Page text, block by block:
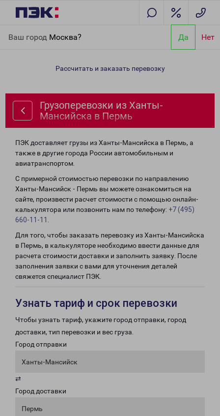
Ваш город Москва? Да Нет
Пермь
Рассчитать и заказать перевозку
Грузоперевозки из Ханты-
Мансийска в Пермь
ПЭК доставляет грузы из Ханты-Мансийска в Пермь, а
также в другие города России автомобильным и
авиатранспортом.
С примерной стоимостью перевозки по направлению
Ханты-Мансийск - Пермь вы можете ознакомиться на
сайте, произвести расчет стоимости с помощью онлайн-
калькулятора или позвонить нам по телефону: +7 (495)
660-11-11
Для того, чтобы заказать перевозку из Ханты-Мансийска
в Пермь, в калькуляторе необходимо ввести данные для
расчета стоимости доставки и заполнить заявку. После
заполнения заявки с вами для уточнения деталей
свяжется специалист ПЭК.
Узнать тариф и срок перевозки
Чтобы узнать тариф, укажите город отправки, город
доставки, тип перевозки и вес груза.
Город отправки
Ханты-Мансийск
⇄
Город доставки
Пермь